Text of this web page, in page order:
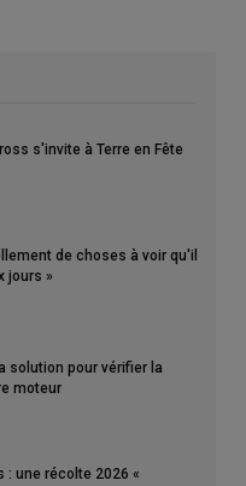
s'invite à Terre en Fête
de choses à voir qu'il
jours »
solution pour vérifier la
moteur
: une récolte 2026 «